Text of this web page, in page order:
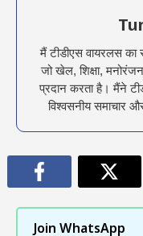
मैं टीडीएस वायरलस का
जो खेल, शिक्षा,
प्रदान करता है। मैंने
विश्वसनीय समाचार
Join WhatsApp